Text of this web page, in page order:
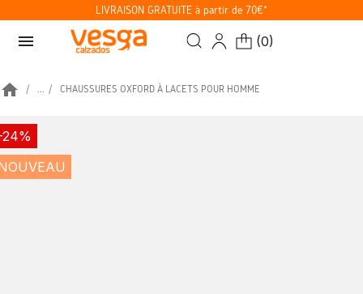
LIVRAISON GRATUITE à partir de 70€*
menu (0)
home ... CHAUSSURES OXFORD À LACETS POUR HOMME